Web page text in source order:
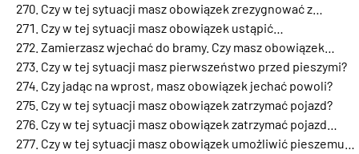
Czy w tej sytuacji masz obowiązek zrezygnować z…
Czy w tej sytuacji masz obowiązek ustąpić…
Zamierzasz wjechać do bramy. Czy masz obowiązek…
Czy w tej sytuacji masz pierwszeństwo przed pieszymi?
Czy jadąc na wprost, masz obowiązek jechać powoli?
Czy w tej sytuacji masz obowiązek zatrzymać pojazd?
Czy w tej sytuacji masz obowiązek zatrzymać pojazd…
Czy w tej sytuacji masz obowiązek umożliwić pieszemu…